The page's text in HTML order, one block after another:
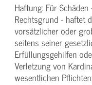
Haftung: Für
Rechtsgrund - haftet
vorsätzlicher oder
seitens seiner
Erfüllungsgehilfen
Verletzung von
wesentlichen